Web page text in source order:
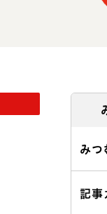
み
記事